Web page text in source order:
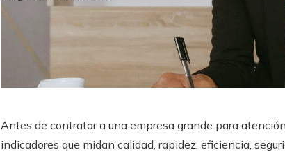
Antes de contratar a una empresa grande para
indicadores que midan calidad, rapidez, eficiencia,